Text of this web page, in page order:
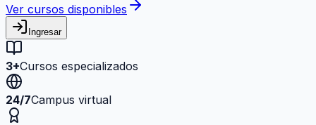
Ver cursos disponibles
Ingresar
3+Cursos especializados
24/7Campus virtual